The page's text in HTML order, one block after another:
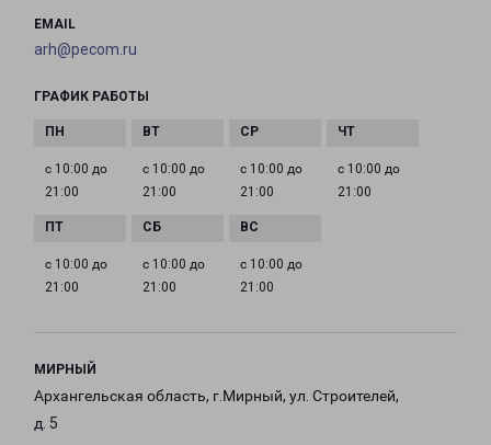
EMAIL
arh@pecom.ru
ГРАФИК РАБОТЫ
с 10:00 до
21:00
с 10:00 до
21:00
с 10:00 до
21:00
с 10:00 до
21:00
с 10:00 до
21:00
с 10:00 до
21:00
с 10:00 до
21:00
МИРНЫЙ
Архангельская область, г.Мирный, ул. Строителей,
д. 5